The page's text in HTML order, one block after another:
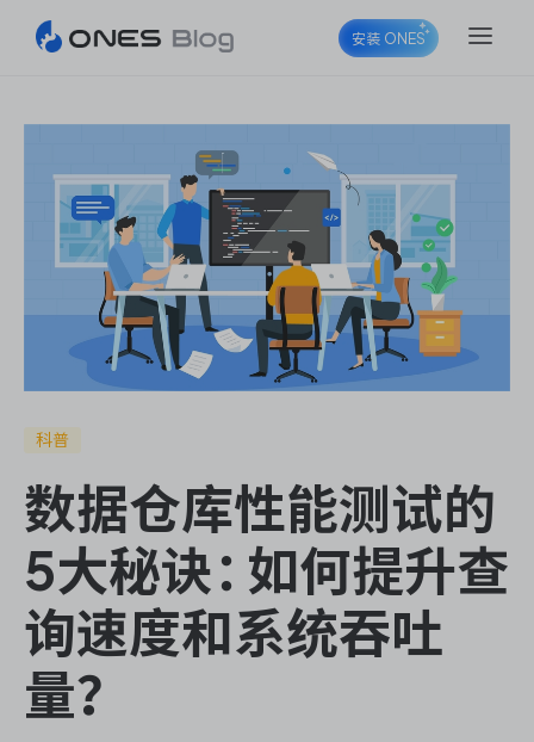
ONES Project
ONES Wiki
ONES Desk
ONES Assistant
敏捷研发管理
安装 ONES
科普
数据仓库性能测试的
5大秘诀：如何提升查
询速度和系统吞吐
量？